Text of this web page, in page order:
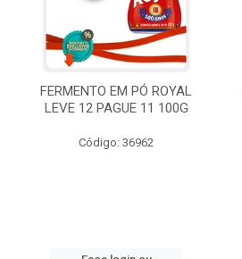
FERMENTO EM PÓ ROYAL
LEVE 12 PAGUE 11 100G
Código: 36962